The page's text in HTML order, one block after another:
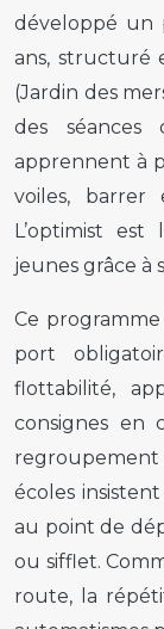
développé un
ans, structuré
(Jardin des
des séances
apprennent à
voiles,
L’optimist
jeunes grâce à
Ce
port
flottabilité,
consignes en
écoles
au point de
ou sifflet.
route, la